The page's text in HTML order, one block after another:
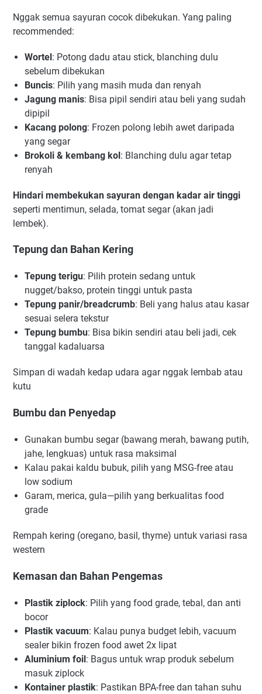
Nggak semua sayuran cocok dibekukan. Yang paling
recommended:
Wortel: Potong dadu atau stick, blanching dulu
sebelum dibekukan
Buncis: Pilih yang masih muda dan renyah
Jagung manis: Bisa pipil sendiri atau beli yang sudah
dipipil
Kacang polong: Frozen polong lebih awet daripada
yang segar
Brokoli & kembang kol: Blanching dulu agar tetap
renyah
Hindari membekukan sayuran dengan kadar air tinggi
seperti mentimun, selada, tomat segar (akan jadi
lembek).
Tepung dan Bahan Kering
Tepung terigu: Pilih protein sedang untuk
nugget/bakso, protein tinggi untuk pasta
Tepung panir/breadcrumb: Beli yang halus atau kasar
sesuai selera tekstur
Tepung bumbu: Bisa bikin sendiri atau beli jadi, cek
tanggal kadaluarsa
Simpan di wadah kedap udara agar nggak lembab atau
kutu
Bumbu dan Penyedap
Gunakan bumbu segar (bawang merah, bawang putih,
jahe, lengkuas) untuk rasa maksimal
Kalau pakai kaldu bubuk, pilih yang MSG-free atau
low sodium
Garam, merica, gula—pilih yang berkualitas food
grade
Rempah kering (oregano, basil, thyme) untuk variasi rasa
western
Kemasan dan Bahan Pengemas
Plastik ziplock: Pilih yang food grade, tebal, dan anti
bocor
Plastik vacuum: Kalau punya budget lebih, vacuum
sealer bikin frozen food awet 2x lipat
Aluminium foil: Bagus untuk wrap produk sebelum
masuk ziplock
Kontainer plastik: Pastikan BPA-free dan tahan suhu